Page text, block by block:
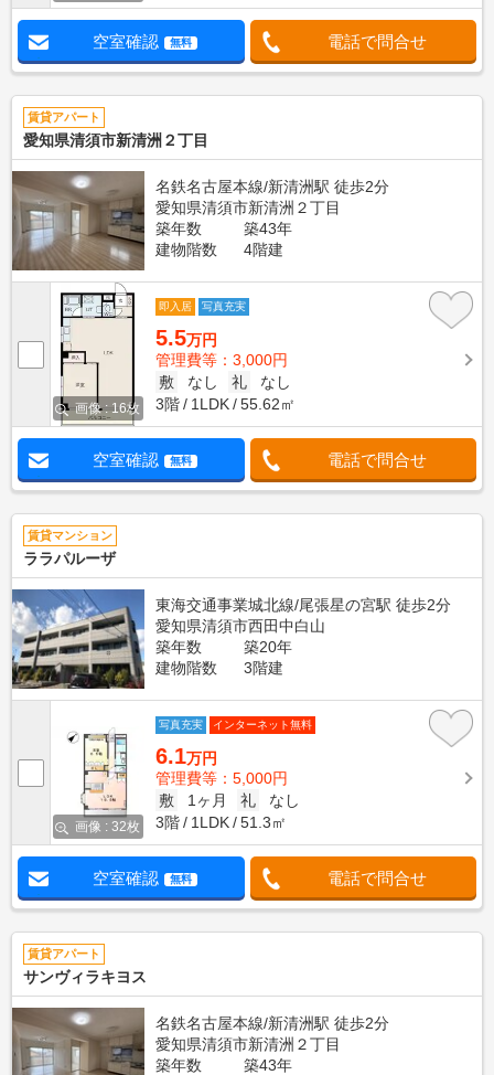
空室確認 無料 電話で問合せ
賃貸アパート
愛知県清須市新清洲２丁目
名鉄名古屋本線/新清洲駅 徒歩2分
愛知県清須市新清洲２丁目
築年数
築43年
建物階数
4階建
画像 : 16枚
即入居 写真充実
5.5万円
管理費等：3,000円
敷
なし 礼
なし
3階
1LDK 55.62㎡
空室確認 無料 電話で問合せ
賃貸マンション
ララパルーザ
東海交通事業城北線/尾張星の宮駅 徒歩2分
愛知県清須市西田中白山
築年数
築20年
建物階数
3階建
画像 : 32枚
写真充実 インターネット無料
6.1万円
管理費等：5,000円
敷
1ヶ月 礼
なし
3階
1LDK 51.3㎡
空室確認 無料 電話で問合せ
賃貸アパート
サンヴィラキヨス
名鉄名古屋本線/新清洲駅 徒歩2分
愛知県清須市新清洲２丁目
築年数
築43年